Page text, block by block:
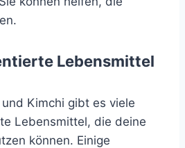
Lebensmittel
Kimchi gibt es viele
Lebensmittel, die deine
können. Einige